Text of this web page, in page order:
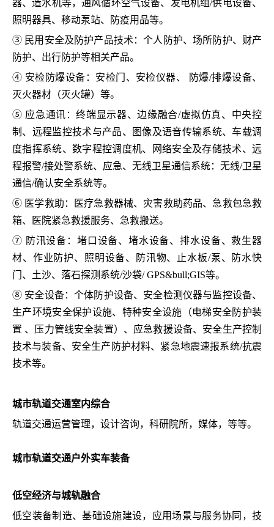
器、造水机等，通风循环空气设备、发电机组/供电设备、
照明器具、移动泵站、防疫用品等。
③ 民用安全及防护产品技术：个人防护、场所防护、财产
防护、出行防护等相关产品。
④ 安检防爆设备：安检门、安检仪器、 防爆/排爆设备、
灭火器材（灭火罐）等。
⑤ 应急通讯：终端显示器、边缘融合/虚拟仿真、中央控
制、远程监控技术与产品、图像及语音传输系统、车载调
度指挥系统、数字程控调度机、网络安全及存储技术、远
程报警/接处警系统、应急、无线卫星通信系统：无线/卫星
通信/确认安全系统等。
⑥ 医学救助：医疗急救器械、灾害救助药品、急救包急救
箱、医院紧急救援服务、急救搬送。
⑦ 防汛设备：堵口设备、堵水设备、排水设备、救生器
材、作业防护、照明设备、防汛物、止水板/泵、防水快
门、土沙、落石探测系统/沙袋/ GPS&bull;GIS等。
⑧ 安全设备：个体防护设备、安全检测仪器与监控设备、
生产环境安全保护设施、特种安全设施（电梯安全防护装
置 、压力管线安全装置）、应急救援设备、安全生产控制
技术与装备、安全生产防护材料、紧急地震速报系统/抗震
技术等。
城市轨道交通室内综合
轨道交通运营管理，设计咨询，科研院所，媒体，等等。
城市轨道交通户外实车装备
低空经济与城轨融合
低空装备制造、基础设施建设，应用场景与服务协同，技